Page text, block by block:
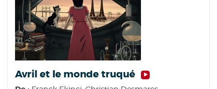
Avril et le monde truqué